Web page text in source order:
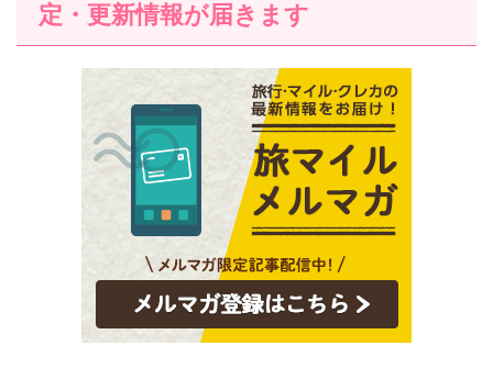
定・更新情報が届きます